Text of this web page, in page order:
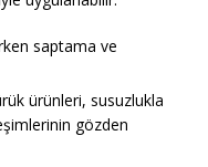
saptama ve
ürünleri, susuzlukla
gözden